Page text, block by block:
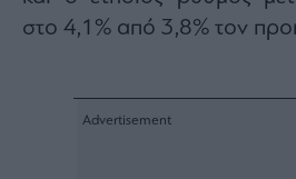
στο 4,1% από 3,8% τον